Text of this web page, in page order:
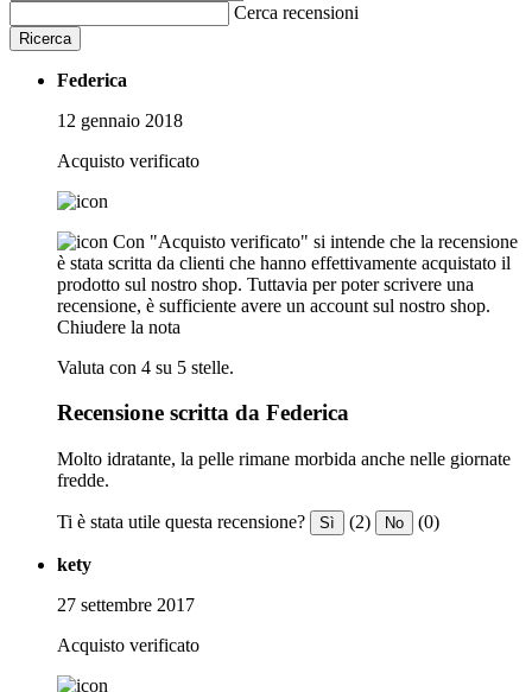
Cerca recensioni
Ricerca
Federica
12 gennaio 2018
Acquisto verificato
Con "Acquisto verificato" si intende che la recensione
è stata scritta da clienti che hanno effettivamente acquistato il
prodotto sul nostro shop. Tuttavia per poter scrivere una
recensione, è sufficiente avere un account sul nostro shop.
Chiudere la nota
Valuta con 4 su 5 stelle.
Recensione scritta da Federica
Molto idratante, la pelle rimane morbida anche nelle giornate
fredde.
Ti è stata utile questa recensione? Sì (2) No (0)
kety
27 settembre 2017
Acquisto verificato